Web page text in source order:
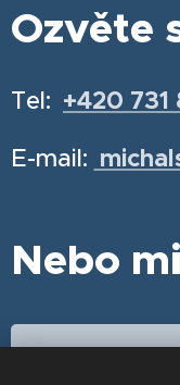
Ozvěte
Tel: +420
E-mail:
Nebo